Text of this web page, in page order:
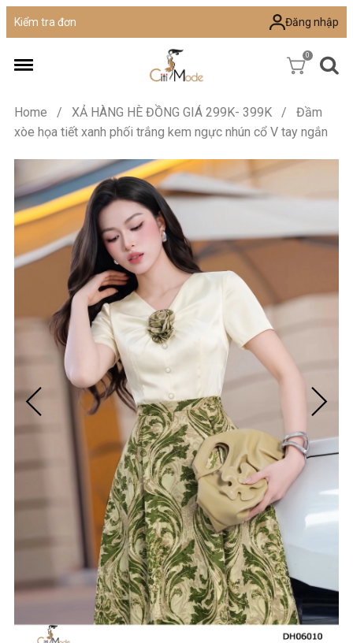
Kiểm tra đơn Đăng nhập
0
Home / XẢ HÀNG HÈ ĐỒNG GIÁ 299K- 399K /
Đầm
xòe họa tiết xanh phối trắng kem ngực nhún cổ V tay ngắn